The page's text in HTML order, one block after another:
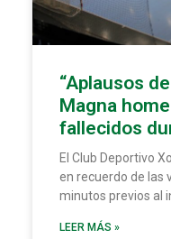
“Aplausos
Magna
fallecidos
El Club Deportivo
en recuerdo de las
minutos previos al
LEER MÁS »